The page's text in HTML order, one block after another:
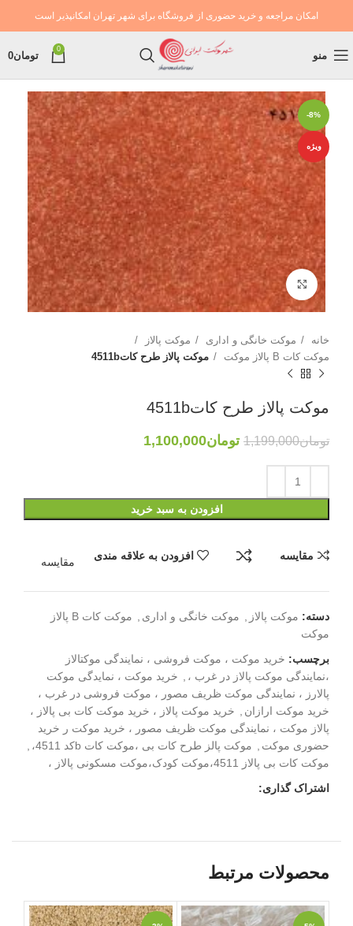
امکان مراجعه و خرید حضوری از فروشگاه برای شهر تهران امکانپذیر است
منو
0
تومان0
-8%
ویژه
بزرگنمایی تصویر
خانه موکت خانگی و اداری
موکت پالاز
موکت کات B پالاز موکت
موکت پالاز طرح کات4511b
موکت پالاز طرح کات4511b
تومان1,199,000 تومان1,100,000
افزودن به سبد خرید
مقایسه افزودن به علاقه مندی
مقایسه
دسته: موکت پالاز موکت خانگی و اداری
موکت کات B پالاز
موکت
برچسب: خرید موکت ، موکت فروشی ، نمایندگی موکتالاز
،نمایندگی موکت پالاز در غرب ،
خرید موکت ، نمایدگی موکت
پالارز ، نمایندگی موکت ظریف مصور ، موکت فروشی در غرب ،
خرید موکت ارازان
خرید موکت پالاز ، خرید موکت کات بی پالاز ،
پالاز موکت ، نمایندگی موکت ظریف مصور ، خرید موکت ر خرید
حضوری موکت
موکت پالز طرح کات بی ،موکت کات bکد 4511،
موکت کات بی پالاز 4511،موکت کودک،موکت مسکونی پالاز ،
اشتراک گذاری:
محصولات مرتبط